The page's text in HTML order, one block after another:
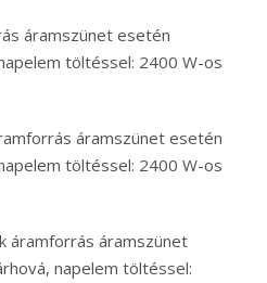
áramszünet esetén
töltéssel: 2400 W-os
áramszünet esetén
töltéssel: 2400 W-os
áramforrás áramszünet
napelem töltéssel: